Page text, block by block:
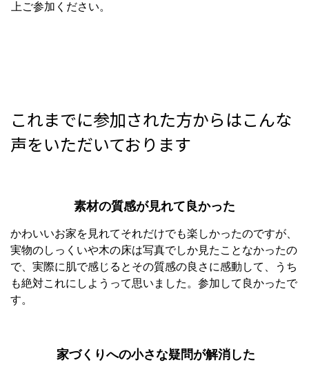
上ご参加ください。
これまでに参加された方からはこんな
声をいただいております
素材の質感が見れて良かった
かわいいお家を見れてそれだけでも楽しかったのですが、
実物のしっくいや木の床は写真でしか見たことなかったの
で、実際に肌で感じるとその質感の良さに感動して、うち
も絶対これにしようって思いました。参加して良かったで
す。
家づくりへの小さな疑問が解消した